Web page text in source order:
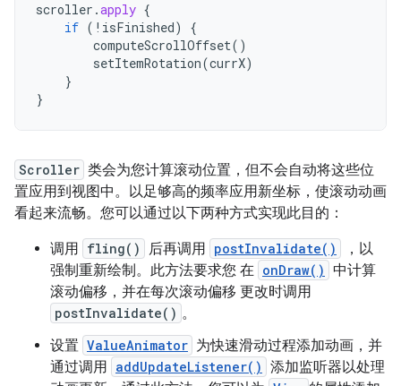
scroller .apply {
if ( ! isFinished)
{
computeScrollOffset()
setItemRotation(currX)
}
}
Scroller 类会为您计算滚动位置，但不会自动将这些位
置应用到视图中。以足够高的频率应用新坐标，使滚动动画
看起来流畅。您可以通过以下两种方式实现此目的：
调用 fling() 后再调用 postInvalidate()
，以
强制重新绘制。此方法要求您 在 onDraw() 中计算
滚动偏移，并在每次滚动偏移 更改时调用
postInvalidate() 。
设置 ValueAnimator 为快速滑动过程添加动画，并
通过调用 addUpdateListener() 添加监听器以处理